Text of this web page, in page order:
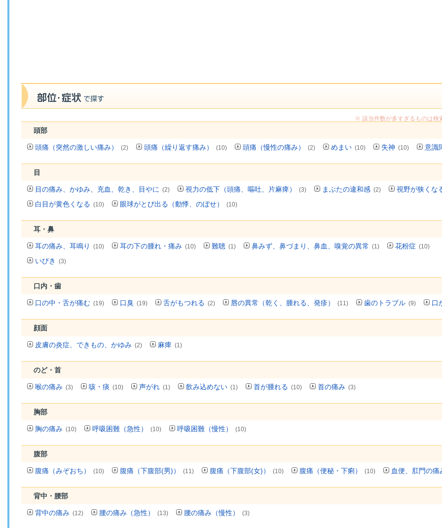
※ 該当件数が多すぎるものは検
頭部
頭痛（突然の激しい痛み） (2) 頭痛（繰り返す痛み） (10) 頭痛（慢性の痛み） (2) めまい (10) 失神 (10) 意識
目
目の痛み、かゆみ、充血、乾き、目やに (2) 視力の低下（頭痛、嘔吐、片麻痺） (3) まぶたの違和感 (2) 視野が狭くな
白目が黄色くなる (10) 眼球がとび出る（動悸、のぼせ） (10)
耳・鼻
耳の痛み、耳鳴り (10) 耳の下の腫れ・痛み (10) 難聴 (1) 鼻みず、鼻づまり、鼻血、嗅覚の異常 (1) 花粉症 (10)
いびき (3)
口内・歯
口の中・舌が痛む (19) 口臭 (19) 舌がもつれる (2) 唇の異常（乾く、腫れる、発疹） (11) 歯のトラブル (9) 口
顔面
皮膚の炎症、できもの、かゆみ (2) 麻痺 (1)
のど・首
喉の痛み (3) 咳・痰 (10) 声がれ (1) 飲み込めない (1) 首が腫れる (10) 首の痛み (3)
胸部
胸の痛み (10) 呼吸困難（急性） (10) 呼吸困難（慢性） (10)
腹部
腹痛（みぞおち） (10) 腹痛（下腹部(男)） (11) 腹痛（下腹部(女)） (10) 腹痛（便秘・下痢） (10) 血便、肛門の痛
背中・腰部
背中の痛み (12) 腰の痛み（急性） (13) 腰の痛み（慢性） (3)